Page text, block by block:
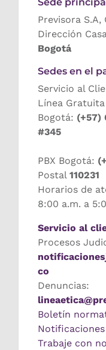
Previsora
Dirección
Bogotá
Sedes en el
Servicio al
Línea Gratuita
Bogotá: (+57)
#345
PBX Bogotá:
Postal 110231
Horarios de
8:00 a.m. a
Servicio al
Procesos
co
Denuncias:
Boletín
Notificaciones
Trabaje con